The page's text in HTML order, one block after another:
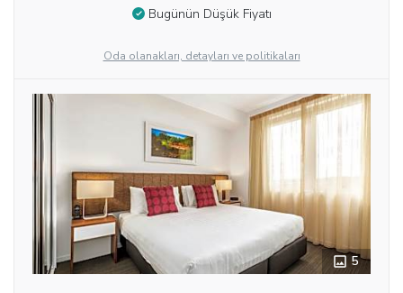
Bugünün Düşük Fiyatı
Oda olanakları, detayları ve politikaları
5